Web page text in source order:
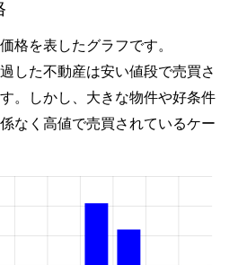
格を表したグラフです。
した不動産は安い値段で売買さ
。しかし、大きな物件や好条件
なく高値で売買されているケー